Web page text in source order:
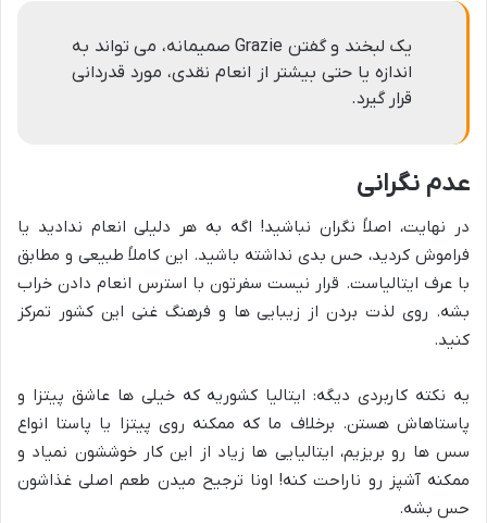
یک لبخند و گفتن Grazie صمیمانه، می تواند به
اندازه یا حتی بیشتر از انعام نقدی، مورد قدردانی
قرار گیرد.
عدم نگرانی
در نهایت، اصلاً نگران نباشید! اگه به هر دلیلی انعام ندادید یا
فراموش کردید، حس بدی نداشته باشید. این کاملاً طبیعی و مطابق
با عرف ایتالیاست. قرار نیست سفرتون با استرس انعام دادن خراب
بشه. روی لذت بردن از زیبایی ها و فرهنگ غنی این کشور تمرکز
کنید.
یه نکته کاربردی دیگه: ایتالیا کشوریه که خیلی ها عاشق پیتزا و
پاستاهاش هستن. برخلاف ما که ممکنه روی پیتزا یا پاستا انواع
سس ها رو بریزیم، ایتالیایی ها زیاد از این کار خوششون نمیاد و
ممکنه آشپز رو ناراحت کنه! اونا ترجیح میدن طعم اصلی غذاشون
حس بشه.